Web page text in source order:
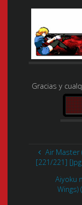
Gracias y
Air Master
[221/221]
Aiyoku
Wings)